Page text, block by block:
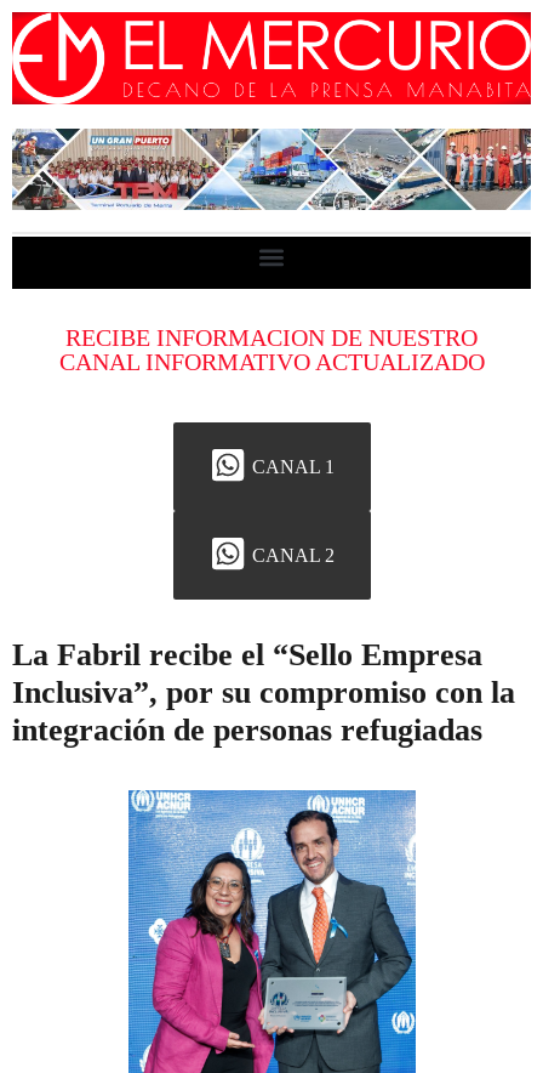
RECIBE INFORMACION DE NUESTRO
CANAL INFORMATIVO ACTUALIZADO
CANAL 1
CANAL 2
La Fabril recibe el “Sello Empresa
Inclusiva”, por su compromiso con la
integración de personas refugiadas